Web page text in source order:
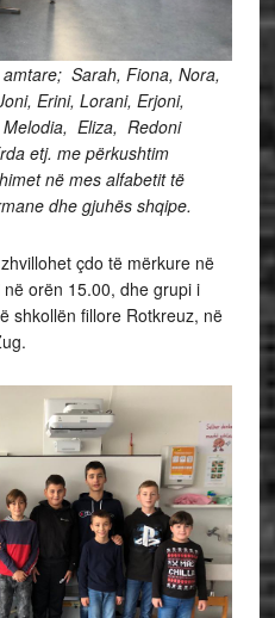
Sarah, Fiona, Nora,
Erini, Lorani, Erjoni,
Eliza, Redoni
etj. me përkushtim
në mes alfabetit të
dhe gjuhës shqipe.
çdo të mërkure në
orën 15.00, dhe grupi i
shkollën fillore Rotkreuz, në